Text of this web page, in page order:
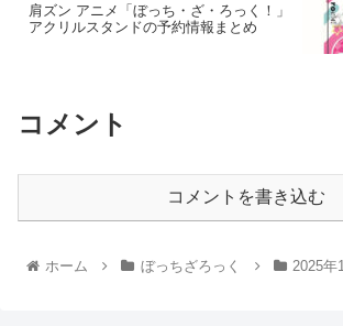
肩ズン アニメ「ぼっち・ざ・ろっく！」
アクリルスタンドの予約情報まとめ
コメント
コメントを書き込む
ホーム ぼっちざろっく 2025年